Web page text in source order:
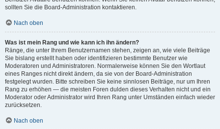
sollten Sie die Board-Administration kontaktieren.
Nach oben
Was ist mein Rang und wie kann ich ihn ändern?
Ränge, die unter Ihrem Benutzernamen stehen, zeigen an, wie viele Beiträge
Sie bislang erstellt haben oder identifizieren bestimmte Benutzer wie
Moderatoren und Administratoren. Normalerweise können Sie den Wortlaut
eines Ranges nicht direkt ändern, da sie von der Board-Administration
festgelegt wurden. Bitte schreiben Sie keine sinnlosen Beiträge, nur um Ihren
Rang zu erhöhen — die meisten Foren dulden dieses Verhalten nicht und ein
Moderator oder Administrator wird Ihren Rang unter Umständen einfach wieder
zurücksetzen.
Nach oben